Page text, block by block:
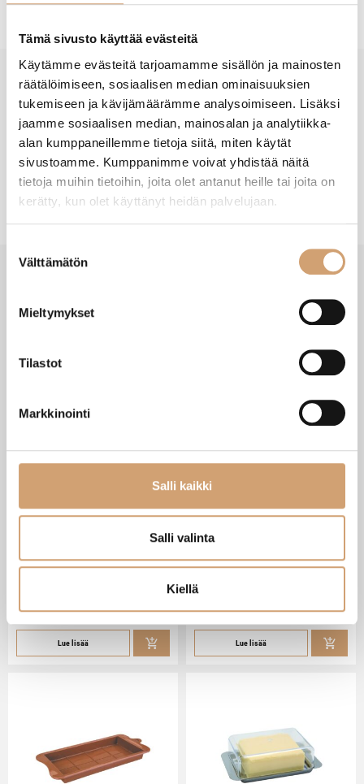
Tämä sivusto käyttää evästeitä
Käytämme evästeitä tarjoamamme sisällön ja mainosten
räätälöimiseen, sosiaalisen median ominaisuuksien
tukemiseen ja kävijämäärämme analysoimiseen. Lisäksi
jaamme sosiaalisen median, mainosalan ja analytiikka-
alan kumppaneillemme tietoja siitä, miten käytät
sivustoamme. Kumppanimme voivat yhdistää näitä
tietoja muihin tietoihin, joita olet antanut heille tai joita on
kerätty, kun olet käyttänyt heidän palvelujaan.
valinta
Välttämätön
Mieltymykset
Tilastot
Markkinointi
Salli kaikki
Salli valinta
Kiellä
- Tuotteesta ei ole vielä arvosteluja -
New content loaded
pippurimylly 18cm
79,90€
Lue lisää
29,90€
Lue lisää